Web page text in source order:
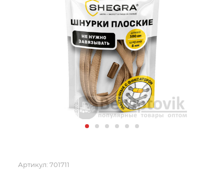
Артикул: 701711